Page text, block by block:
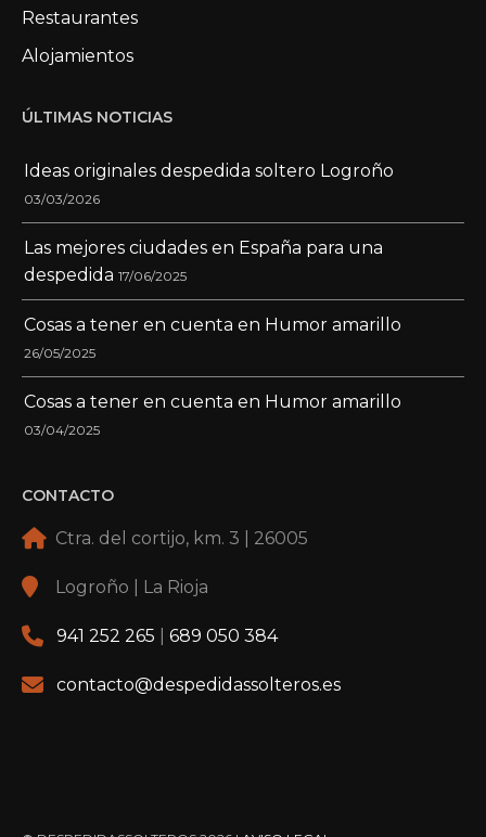
Restaurantes
Alojamientos
ÚLTIMAS NOTICIAS
Ideas originales despedida soltero Logroño
03/03/2026
Las mejores ciudades en España para una
despedida 17/06/2025
Cosas a tener en cuenta en Humor amarillo
26/05/2025
Cosas a tener en cuenta en Humor amarillo
03/04/2025
CONTACTO
Ctra. del cortijo, km. 3 | 26005
Logroño | La Rioja
941 252 265 689 050 384
contacto@despedidassolteros.es